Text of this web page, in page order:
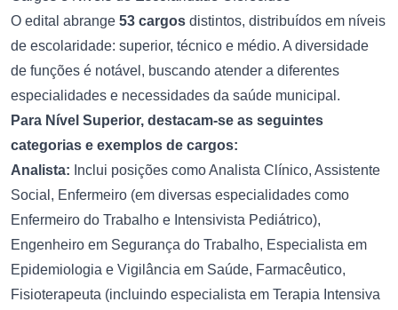
O edital abrange 53 cargos distintos, distribuídos em níveis
de escolaridade: superior, técnico e médio. A diversidade
de funções é notável, buscando atender a diferentes
especialidades e necessidades da saúde municipal.
Para Nível Superior, destacam-se as seguintes
categorias e exemplos de cargos:
Analista: Inclui posições como Analista Clínico, Assistente
Social, Enfermeiro (em diversas especialidades como
Enfermeiro do Trabalho e Intensivista Pediátrico),
Engenheiro em Segurança do Trabalho, Especialista em
Epidemiologia e Vigilância em Saúde, Farmacêutico,
Fisioterapeuta (incluindo especialista em Terapia Intensiva